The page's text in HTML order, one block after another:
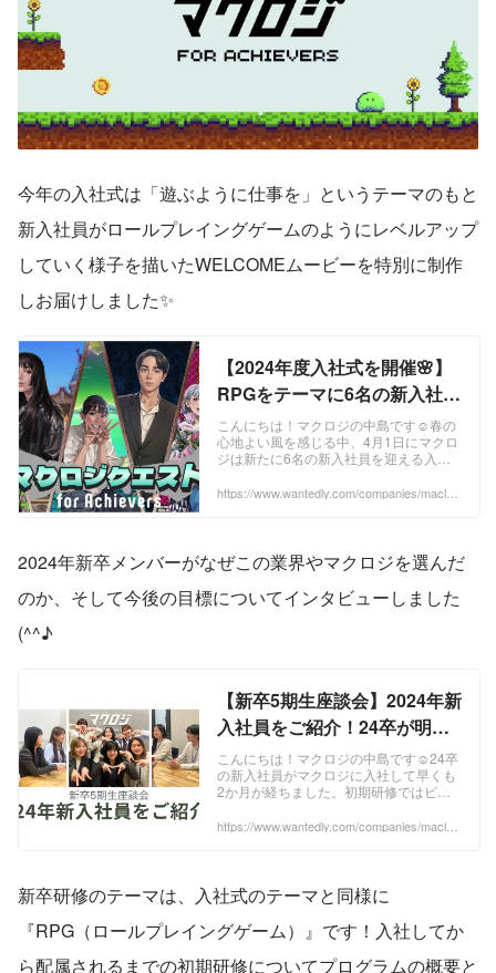
今年の入社式は「遊ぶように仕事を」というテーマのもと
新入社員がロールプレイングゲームのようにレベルアップ
していく様子を描いたWELCOMEムービーを特別に制作
しお届けしました✨
【2024年度入社式を開催🌸】
RPGをテーマに6名の新入社員
を歓迎！ | 最新ニュース
こんにちは！マクロジの中島です☺春の
心地よい風を感じる中、4月1日にマクロ
ジは新たに6名の新入社員を迎える入社
ぶように仕事を」というテーマのもとロ
https://www.wantedly.com/companies/maclog
2024年新卒メンバーがなぜこの業界やマクロジを選んだ
のか、そして今後の目標についてインタビューしました
(^^♪
【新卒5期生座談会】2024年新
入社員をご紹介！24卒が明か
すEC業界の魅力 | 新卒入社社
員インタビュー
こんにちは！マクロジの中島です☺24卒
の新入社員がマクロジに入社して早くも
2か月が経ちました。初期研修ではビジ
業研修に奮闘中です！この記事では、
https://www.wantedly.com/companies/maclog
新卒研修のテーマは、入社式のテーマと同様に
『RPG（ロールプレイングゲーム）』です！入社してか
ら配属されるまでの初期研修についてプログラムの概要と